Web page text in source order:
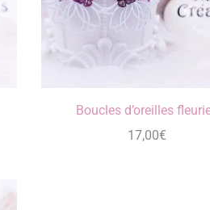
Boucles d’oreilles
17,00€